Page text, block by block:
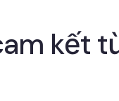
kết